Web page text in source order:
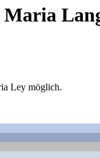
Ley möglich.